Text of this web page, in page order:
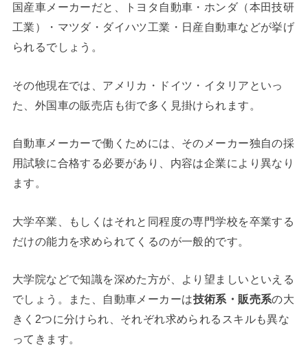
国産車メーカーだと、トヨタ自動車・ホンダ（本田技研
工業）・マツダ・ダイハツ工業・日産自動車などが挙げ
られるでしょう。
その他現在では、アメリカ・ドイツ・イタリアといっ
た、外国車の販売店も街で多く見掛けられます。
自動車メーカーで働くためには、そのメーカー独自の採
用試験に合格する必要があり、内容は企業により異なり
ます。
大学卒業、もしくはそれと同程度の専門学校を卒業する
だけの能力を求められてくるのが一般的です。
大学院などで知識を深めた方が、より望ましいといえる
でしょう。また、自動車メーカーは技術系・販売系の大
きく2つに分けられ、それぞれ求められるスキルも異な
ってきます。